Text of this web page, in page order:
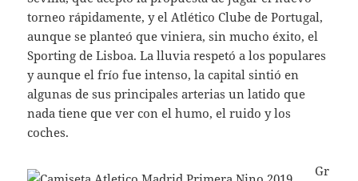
torneo rápidamente, y el Atlético Clube de Portugal,
aunque se planteó que viniera, sin mucho éxito, el
Sporting de Lisboa. La lluvia respetó a los populares
y aunque el frío fue intenso, la capital sintió en
algunas de sus principales arterias un latido que
nada tiene que ver con el humo, el ruido y los
coches.
Gr